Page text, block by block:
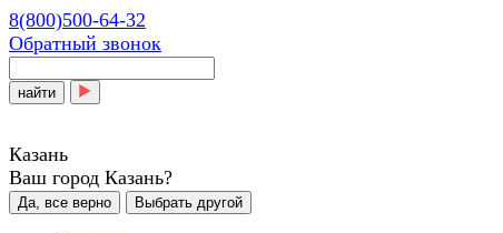
8(800)500-64-32
Обратный звонок
найти
Казань
Ваш город Казань?
Да, все верно Выбрать другой